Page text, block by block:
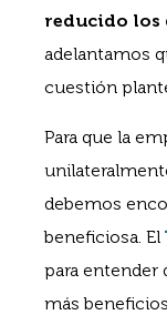
reducido los
adelantamos
cuestión
Para que la
debemos
beneficiosa. El
para entender
más